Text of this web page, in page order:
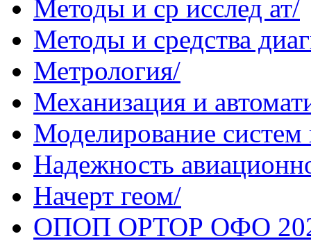
Методы и ср исслед ат/
Методы и средства
Метрология/
Механизация и
Моделирование систем
Надежность
Начерт геом/
ОПОП ОРТОР ОФО